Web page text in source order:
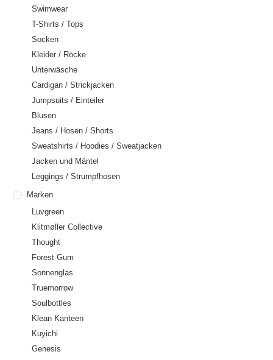
Swimwear
T-Shirts / Tops
Socken
Kleider / Röcke
Unterwäsche
Cardigan / Strickjacken
Jumpsuits / Einteiler
Blusen
Jeans / Hosen / Shorts
Sweatshirts / Hoodies / Sweatjacken
Jacken und Mäntel
Leggings / Strumpfhosen
Marken
Luvgreen
Klitmøller Collective
Thought
Forest Gum
Sonnenglas
Truemorrow
Soulbottles
Klean Kanteen
Kuyichi
Genesis